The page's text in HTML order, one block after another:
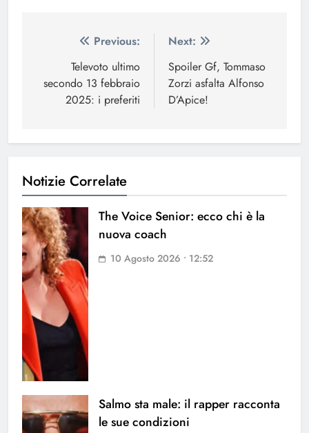
Navigazione
articoli
Previous:
Televoto ultimo
secondo 13 febbraio
2025: i preferiti
Next:
Spoiler Gf, Tommaso
Zorzi asfalta Alfonso
D’Apice!
Notizie Correlate
The Voice Senior: ecco chi è la
nuova coach
10 Agosto 2026 • 12:52
Salmo sta male: il rapper racconta
le sue condizioni